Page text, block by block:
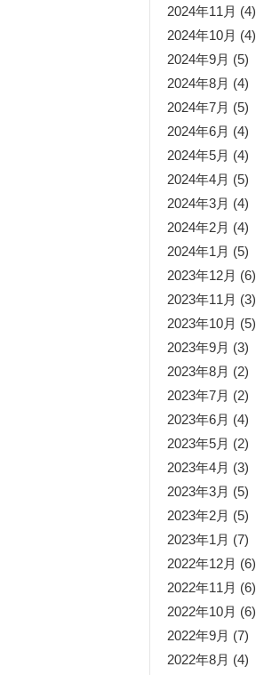
2024年11月 (4)
2024年10月 (4)
2024年9月 (5)
2024年8月 (4)
2024年7月 (5)
2024年6月 (4)
2024年5月 (4)
2024年4月 (5)
2024年3月 (4)
2024年2月 (4)
2024年1月 (5)
2023年12月 (6)
2023年11月 (3)
2023年10月 (5)
2023年9月 (3)
2023年8月 (2)
2023年7月 (2)
2023年6月 (4)
2023年5月 (2)
2023年4月 (3)
2023年3月 (5)
2023年2月 (5)
2023年1月 (7)
2022年12月 (6)
2022年11月 (6)
2022年10月 (6)
2022年9月 (7)
2022年8月 (4)